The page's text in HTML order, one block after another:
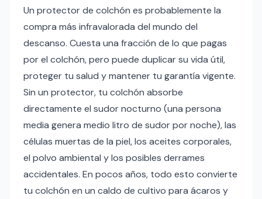
Un protector de colchón es probablemente la
compra más infravalorada del mundo del
descanso. Cuesta una fracción de lo que pagas
por el colchón, pero puede duplicar su vida útil,
proteger tu salud y mantener tu garantía vigente.
Sin un protector, tu colchón absorbe
directamente el sudor nocturno (una persona
media genera medio litro de sudor por noche), las
células muertas de la piel, los aceites corporales,
el polvo ambiental y los posibles derrames
accidentales. En pocos años, todo esto convierte
tu colchón en un caldo de cultivo para ácaros y